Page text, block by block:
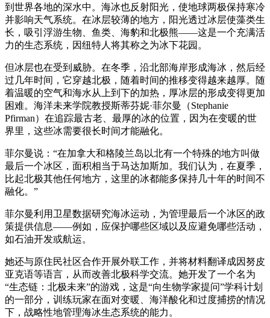
到世界各地的深水中。海冰也反射阳光，使地球两极保持寒冷
并影响天气系统。在冰层较薄的地方，阳光透过冰层使藻类生
长，吸引浮游生物、鱼类、海豹和北极熊——这是一个充满活
力的生态系统，因纽特人将其称之为冰下花园。
但冰层也在受到威胁。在冬季，沿北部海岸形成海冰，然后经
过几年时间，它穿越北极，随着时间的推移变得越来越厚。随
着温暖的空气和海水从上到下的加热，厚冰层的形成变得更加
困难。海洋未来学院教授斯蒂芬妮·菲尔曼（Stephanie
Pfirman）在追踪最古老、最厚的冰的位置，因为在变暖的世
界里，这些冰需要很长时间才能融化。
菲尔曼说：“在加拿大和格陵兰岛以北有一个特殊的地方叫做
最后一个冰区，面积相当于马达加斯加。我们认为，在夏季，
比起北极其他任何地方，这里的冰都能多保持几十年的时间不
融化。”
菲尔曼利用卫星数据研究海冰运动，为管理最后一个冰区的政
策提供信息——例如，应保护哪些区域以及应避免哪些活动，
如石油开发或航运。
她还与原住民社区合作开展外联工作，并将材料翻译成因努皮
亚克语等语言，从而改善北极科学交流。她开发了一个名为
“生态链：北极未来”的游戏，这是“向生物学家提问”学科计划
的一部分，训练玩家在面对变暖、海洋酸化和过度捕捞的情况
下，战略性地管理海冰生态系统的能力。